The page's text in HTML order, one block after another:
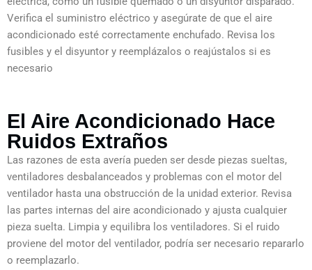
Verifica el suministro eléctrico y asegúrate de que el aire
acondicionado esté correctamente enchufado. Revisa los
fusibles y el disyuntor y reemplázalos o reajústalos si es
necesario
El Aire Acondicionado Hace
Ruidos Extraños
Las razones de esta avería pueden ser desde piezas sueltas,
ventiladores desbalanceados y problemas con el motor del
ventilador hasta una obstrucción de la unidad exterior. Revisa
las partes internas del aire acondicionado y ajusta cualquier
pieza suelta. Limpia y equilibra los ventiladores. Si el ruido
proviene del motor del ventilador, podría ser necesario repararlo
o reemplazarlo.